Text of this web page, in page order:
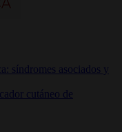
síndromes asociados y
cutáneo de